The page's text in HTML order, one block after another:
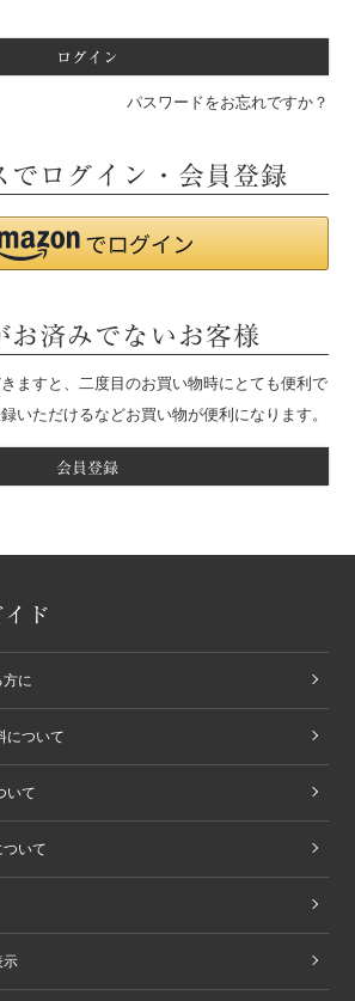
ログイン
パスワードをお忘れですか？
でログイン・会員登録
お済みでないお客様
ますと、二度目のお買い物時にとても便利で
いただけるなどお買い物が便利になります。
会員登録
ド
に
について
いて
いて
示